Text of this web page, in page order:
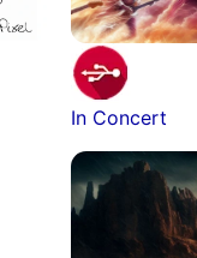
In Concert